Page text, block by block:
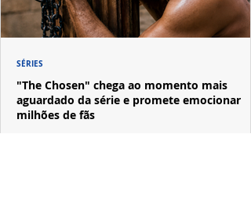
"The Chosen" chega ao momento mais
aguardado da série e promete emocionar
milhões de fãs
Criada por Dallas Jenkins, a série chega à sua
SÉRIES